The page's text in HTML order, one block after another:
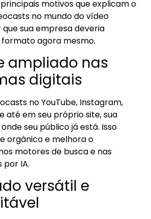
principais motivos que explicam o
no mundo do vídeo
sua empresa deveria
agora mesmo.
ampliado nas
digitais
no YouTube, Instagram,
até em seu próprio site, sua
seu público já está. Isso
orgânico e melhora o
motores de busca e nas
por IA.
versátil e